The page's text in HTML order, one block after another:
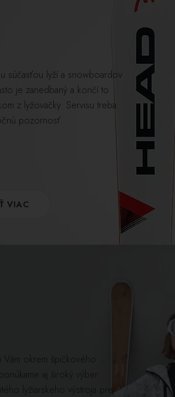
súčasťou lyží a snowboardov
je zanedbaný a končí to
z lyžovačky. Servisu treba
pozornosť.
VIAC
Vám okrem špičkového
aj široký výber
lyžiarskeho výstroja pre